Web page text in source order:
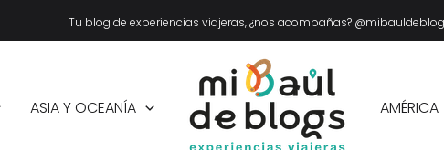
Tu blog de experiencias viajeras, ¿nos acompañas?
ASIA Y OCEANÍA AMÉRICA